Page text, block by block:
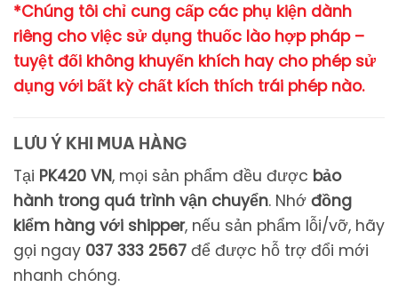
*Chúng tôi chỉ cung cấp các phụ kiện dành
riêng cho việc sử dụng thuốc lào hợp pháp –
tuyệt đối không khuyến khích hay cho phép sử
dụng với bất kỳ chất kích thích trái phép nào.
LƯU Ý KHI MUA HÀNG
Tại PK420 VN, mọi sản phẩm đều được bảo
hành trong quá trình vận chuyển. Nhớ đồng
kiểm hàng với shipper, nếu sản phẩm lỗi/vỡ, hãy
gọi ngay 037 333 2567 để được hỗ trợ đổi mới
nhanh chóng.